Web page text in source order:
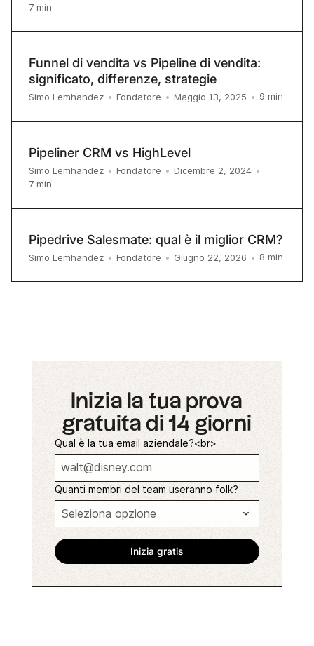
7 min
Funnel di vendita vs Pipeline di vendita:
significato, differenze, strategie
Simo Lemhandez • Fondatore • Maggio 13, 2025 • 9 min
Pipeliner CRM vs HighLevel
Simo Lemhandez • Fondatore • Dicembre 2, 2024 •
7 min
Pipedrive Salesmate: qual è il miglior CRM?
Simo Lemhandez • Fondatore • Giugno 22, 2026 • 8 min
Inizia la tua prova
gratuita di 14 giorni
Qual è la tua email aziendale?<br>
Quanti membri del team useranno folk?